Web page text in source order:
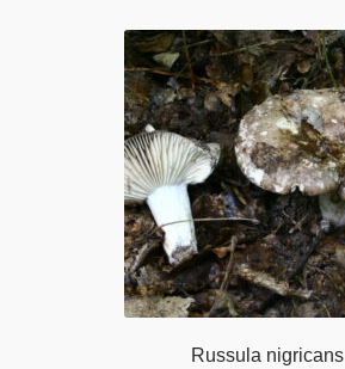
Russula nigricans